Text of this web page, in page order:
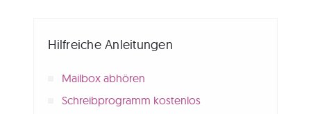
Hilfreiche Anleitungen
Mailbox abhören
Schreibprogramm kostenlos